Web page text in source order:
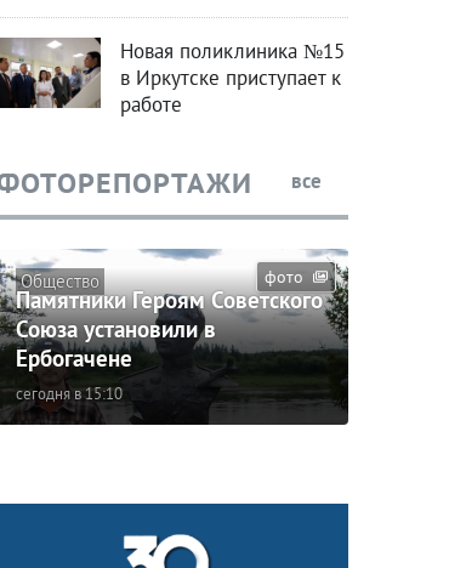
Новая поликлиника №15
в Иркутске приступает к
работе
все
фото
Общество
Памятники Героям Советского
Союза установили в
Ербогачене
сегодня в 15:10